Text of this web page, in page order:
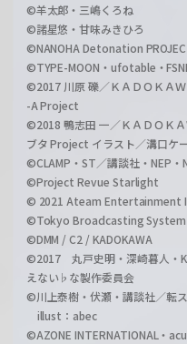
©羊太郎・三嶋くろね
©諸星悠・甘味みきひろ
©NANOHA Detonation
©TYPE-MOON・ufotable・
©2017 川原 礫／ＫＡＤＯＫＡ
-A Project
©2018 鴨志田 一／ＫＡＤＯＫ
ブタ Project イラスト／溝口ケ
©CLAMP・ST／講談社・NEP・
©Project Revue Starlight
© 2021 Ateam Entertainment
©Tokyo Broadcasting System
©DMM / C2 / KADOKAWA
©2017 丸戸史明・深崎暮人・
えない♭な製作委員会
©川上泰樹・伏瀬・講談社／転
illust：abec
©AZONE INTERNATIONAL・